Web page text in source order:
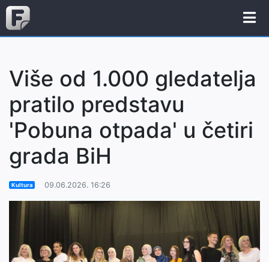
Više od 1.000 gledatelja
pratilo predstavu
'Pobuna otpada' u četiri
grada BiH
Kultura 09.06.2026. 16:26